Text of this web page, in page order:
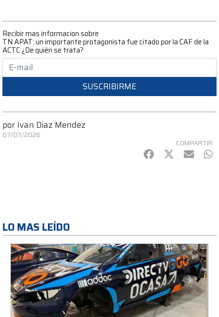
Recibir mas informacion sobre
TN APAT: un importante protagonista fue citado por la CAF de la
ACTC ¿De quién se trata?
SUSCRIBIRME
por Ivan Diaz Mendez
07/07/2026
COMPARTIR
Facebook
Twitter
mail
LO MAS LEÍDO